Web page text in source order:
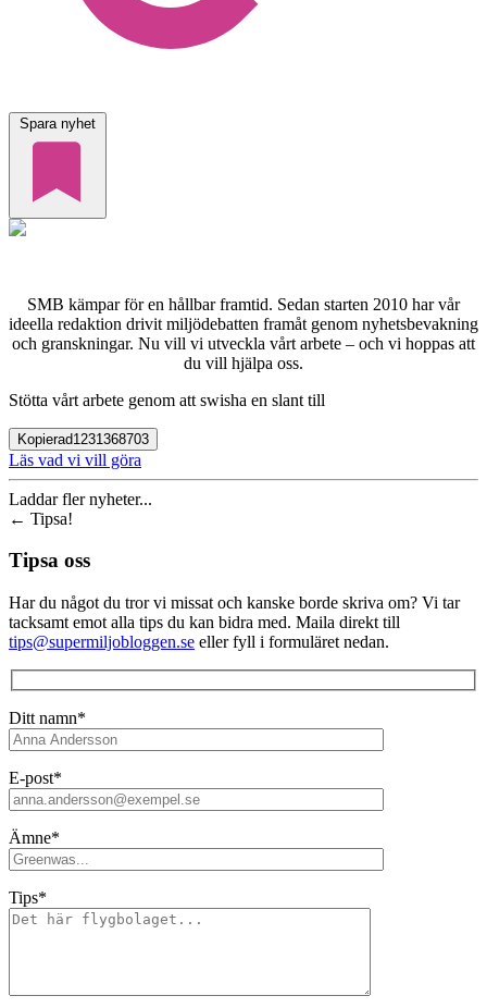
Spara nyhet
SMB kämpar för en hållbar framtid. Sedan starten 2010 har vår
ideella redaktion drivit miljödebatten framåt genom nyhetsbevakning
och granskningar. Nu vill vi utveckla vårt arbete – och vi hoppas att
du vill hjälpa oss.
Stötta vårt arbete genom att swisha en slant till
Kopierad1231368703
Läs vad vi vill göra
Laddar fler nyheter...
← Tipsa!
Tipsa oss
Har du något du tror vi missat och kanske borde skriva om? Vi tar
tacksamt emot alla tips du kan bidra med. Maila direkt till
tips@supermiljobloggen.se eller fyll i formuläret nedan.
Ditt namn*
E-post*
Ämne*
Tips*